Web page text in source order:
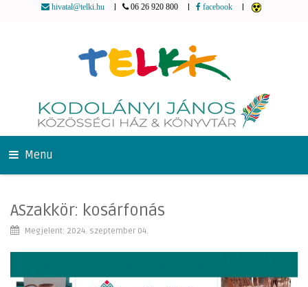
hivatal@telki.hu 06 26 920 800 facebook
Menu
ASzakkör: kosárfonás
Megjelent: 2024. szeptember 04.